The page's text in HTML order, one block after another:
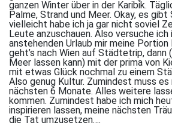
ganzen Winter über in der Karibik.
Palme, Strand und Meer. Okay, es
vielleicht habe ich ja gar nicht soviel
Leute anzuschauen. Also versuche ich
anstehenden Urlaub mir meine Portion
geht’s nach Wien auf Städtetrip, dann
Meer lassen kann) mit der prima von
mit etwas Glück nochmal zu einem
Also genug Kultur. Zumindest muss
nächsten 6 Monate. Alles weitere
kommen. Zumindest habe ich mich
inspirieren lassen, meine nächsten
die Tat umzusetzen….